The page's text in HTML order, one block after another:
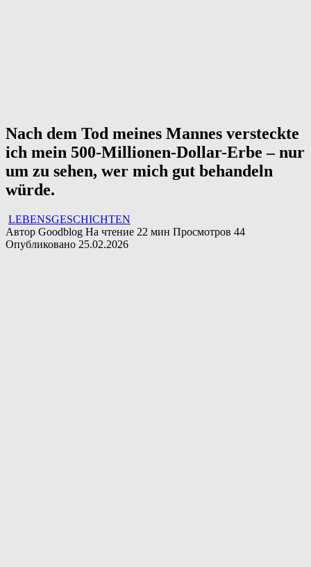
Nach dem Tod meines Mannes versteckte
ich mein 500-Millionen-Dollar-Erbe – nur
um zu sehen, wer mich gut behandeln
würde.
LEBENSGESCHICHTEN
Автор Goodblog На чтение 22 мин Просмотров 44
Опубликовано 25.02.2026